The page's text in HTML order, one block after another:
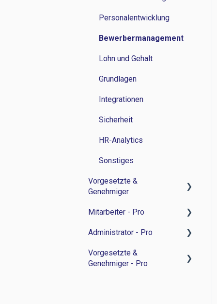
Grundlagen
Personalentwicklung
Bewerbermanagement
Lohn und Gehalt
Grundlagen
Integrationen
Sicherheit
HR-Analytics
Sonstiges
Vorgesetzte &
Genehmiger
Zeitwirtschaft
Personalverwaltung
Bewerbermanagament
Mitarbeiter - Pro
Feedback-Sessions -
Ziele -
Administrator - Pro
Feedback-Session -
Personalentwicklung
Vorgesetzte &
Genehmiger - Pro